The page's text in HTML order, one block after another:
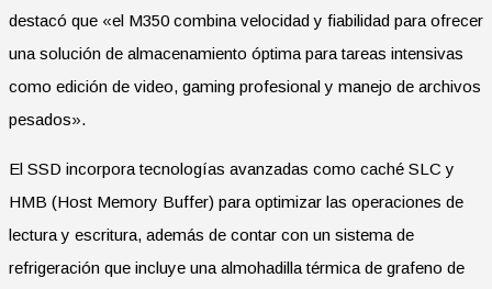
destacó que «el M350 combina velocidad y fiabilidad para ofrecer
una solución de almacenamiento óptima para tareas intensivas
como edición de video, gaming profesional y manejo de archivos
pesados».
El SSD incorpora tecnologías avanzadas como caché SLC y
HMB (Host Memory Buffer) para optimizar las operaciones de
lectura y escritura, además de contar con un sistema de
refrigeración que incluye una almohadilla térmica de grafeno de